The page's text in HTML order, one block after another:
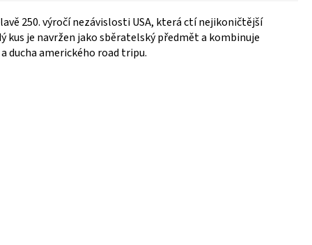
250. výročí nezávislosti USA, která ctí nejikoničtější
kus je navržen jako sběratelský předmět a kombinuje
ducha amerického road tripu.